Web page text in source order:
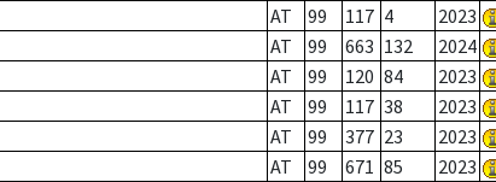
AT 99 117 4 2023
AT 99 663 132 2024
AT 99 120 84 2023
AT 99 117 38 2023
AT 99 377 23 2023
AT 99 671 85 2023